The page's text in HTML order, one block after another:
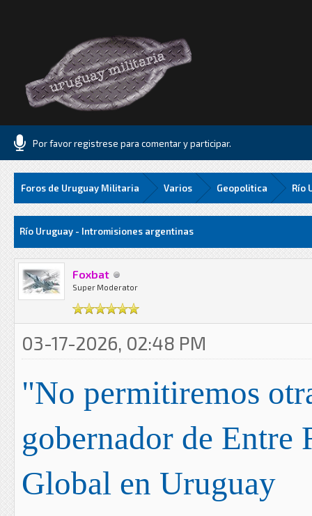
Por favor registrese para comentar y participar.
Foros de Uruguay Militaria Varios Geopolitica Río
Río Uruguay - Intromisiones argentinas
Foxbat
Super Moderator
03-17-2026, 02:48 PM
"No permitiremos
gobernador de Entre
Global en Uruguay